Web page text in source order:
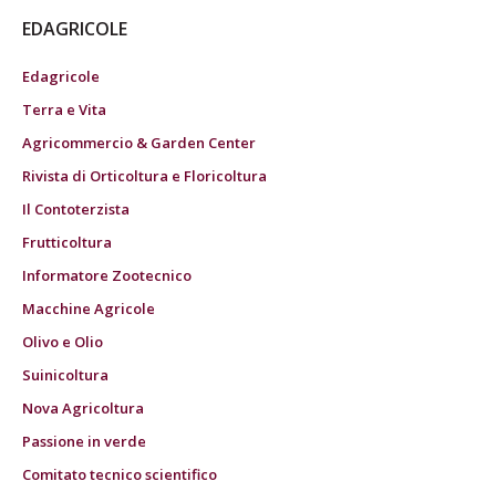
EDAGRICOLE
Edagricole
Terra e Vita
Agricommercio & Garden Center
Rivista di Orticoltura e Floricoltura
Il Contoterzista
Frutticoltura
Informatore Zootecnico
Macchine Agricole
Olivo e Olio
Suinicoltura
Nova Agricoltura
Passione in verde
Comitato tecnico scientifico